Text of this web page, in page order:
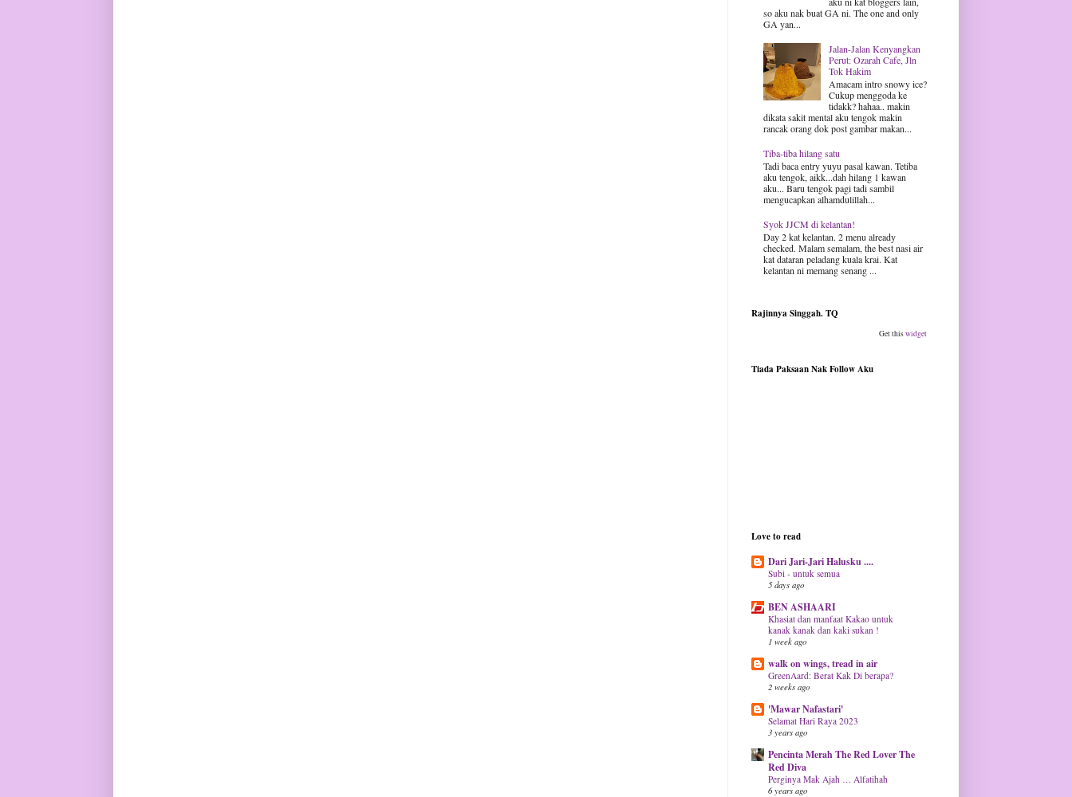
so aku nak buat GA ni. The one and only
GA yan...
Jalan-Jalan Kenyangkan
Perut: Ozarah Cafe, Jln
Tok Hakim
Amacam intro snowy ice?
Cukup menggoda ke
tidakk? hahaa.. makin
dikata sakit mental aku tengok makin
rancak orang dok post gambar makan...
Tiba-tiba hilang satu
Tadi baca entry yuyu pasal kawan. Tetiba
aku tengok, aikk...dah hilang 1 kawan
aku... Baru tengok pagi tadi sambil
mengucapkan alhamdulillah...
Syok JJCM di kelantan!
Day 2 kat kelantan. 2 menu already
checked. Malam semalam, the best nasi air
kat dataran peladang kuala krai. Kat
kelantan ni memang senang ...
Rajinnya Singgah. TQ
Get thiswidget
Tiada Paksaan Nak Follow Aku
Love to read
Dari Jari-Jari Halusku ....
Subi - untuk semua
5 days ago
BEN ASHAARI
Khasiat dan manfaat Kakao untuk
kanak kanak dan kaki sukan !
1 week ago
walk on wings, tread in air
GreenAard: Berat Kak Di berapa?
2 weeks ago
'Mawar Nafastari'
Selamat Hari Raya 2023
3 years ago
Pencinta Merah The Red Lover The
Red Diva
Perginya Mak Ajah … Alfatihah
6 years ago